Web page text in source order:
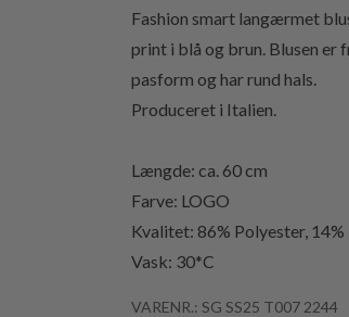
Fashion smart langærmet
print i blå og brun. Blusen
pasform og har rund hals.
Produceret i Italien.
Længde: ca. 60 cm
Farve: LOGO
Kvalitet: 86% Polyester, 14%
Vask: 30*C
VARENR.: SG SS25 T007 2244